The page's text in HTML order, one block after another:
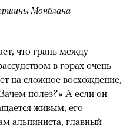
Монблана
что грань между
в горах очень
на сложное восхождение,
полез?» А если он
живым, его
альпиниста, главный